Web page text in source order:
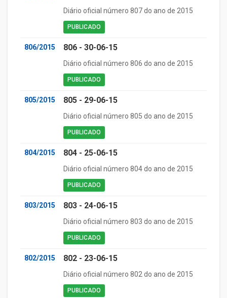
Diário oficial número 807 do ano de 2015
PUBLICADO
806/2015 806 - 30-06-15
Diário oficial número 806 do ano de 2015
PUBLICADO
805/2015 805 - 29-06-15
Diário oficial número 805 do ano de 2015
PUBLICADO
804/2015 804 - 25-06-15
Diário oficial número 804 do ano de 2015
PUBLICADO
803/2015 803 - 24-06-15
Diário oficial número 803 do ano de 2015
PUBLICADO
802/2015 802 - 23-06-15
Diário oficial número 802 do ano de 2015
PUBLICADO